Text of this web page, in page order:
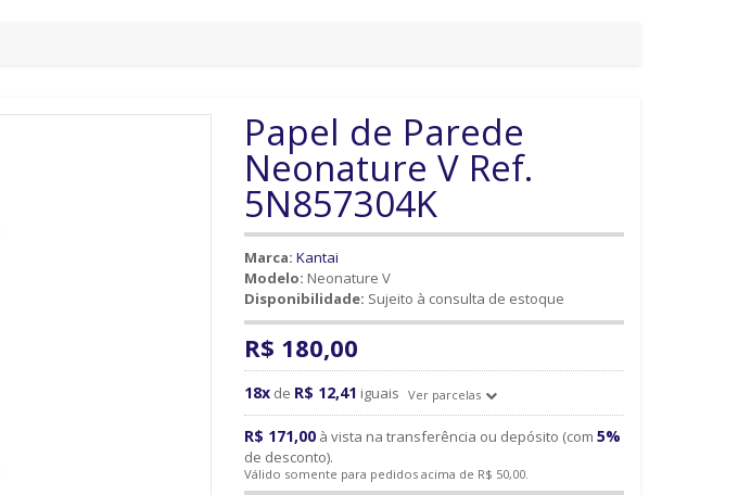
Papel de Parede
Neonature V Ref.
5N857304K
Marca: Kantai
Modelo: Neonature V
Disponibilidade: Sujeito à consulta de estoque
R$ 180,00
18x de R$ 12,41 iguais Ver parcelas
R$ 171,00 à vista na transferência ou depósito (com 5%
de desconto).
Válido somente para pedidos acima de R$ 50,00.